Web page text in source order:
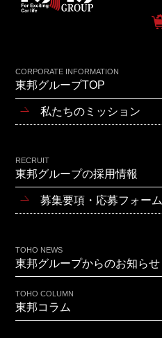
CORPORATE INFORMATION
東邦グループTOP
私たちのミッション
RECRUIT
東邦グループの採用情報
募集要項・応募フォーム
TOHO NEWS
東邦グループからのお知らせ
TOHO COLUMN
東邦コラム